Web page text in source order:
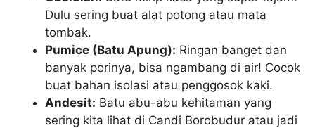
Dulu sering buat alat potong atau mata
tombak.
Pumice (Batu Apung): Ringan banget dan
banyak porinya, bisa ngambang di air! Cocok
buat bahan isolasi atau penggosok kaki.
Andesit: Batu abu-abu kehitaman yang
sering kita lihat di Candi Borobudur atau jadi